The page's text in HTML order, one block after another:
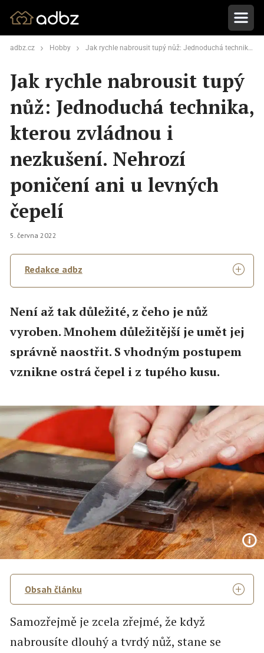
adbz.cz Hobby Jak rychle nabrousit tupý nůž: Jednoduchá technika, kterou zvládnou i nezkušení. Nehrozí poničení ani u levných čepelí
Jak rychle nabrousit tupý
nůž: Jednoduchá technika,
kterou zvládnou i
nezkušení. Nehrozí
poničení ani u levných
čepelí
5. června 2022
Redakce adbz
Není až tak důležité, z čeho je nůž
vyroben. Mnohem důležitější je umět jej
správně naostřit. S vhodným postupem
vznikne ostrá čepel i z tupého kusu.
Obsah článku
Samozřejmě je zcela zřejmé, že když
nabrousíte dlouhý a tvrdý nůž, stane se